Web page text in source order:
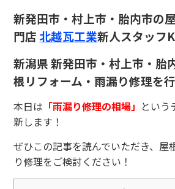
新発田市・村上市・胎内市の
門店 北越瓦工業新人スタッフK
新潟県新発田市・村上市・胎
根リフォーム・雨漏り修理を
本日は 「雨漏り修理の相場」 という
新します！
ぜひこの記事を読んでいただき、屋
り修理をご検討ください！